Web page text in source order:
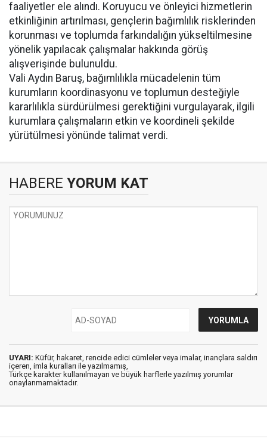
faaliyetler ele alındı. Koruyucu ve önleyici hizmetlerin
etkinliğinin artırılması, gençlerin bağımlılık risklerinden
korunması ve toplumda farkındalığın yükseltilmesine
yönelik yapılacak çalışmalar hakkında görüş
alışverişinde bulunuldu.
Vali Aydın Baruş, bağımlılıkla mücadelenin tüm
kurumların koordinasyonu ve toplumun desteğiyle
kararlılıkla sürdürülmesi gerektiğini vurgulayarak, ilgili
kurumlara çalışmaların etkin ve koordineli şekilde
yürütülmesi yönünde talimat verdi.
HABERE YORUM KAT
UYARI: Küfür, hakaret, rencide edici cümleler veya imalar, inançlara saldırı
içeren, imla kuralları ile yazılmamış,
Türkçe karakter kullanılmayan ve büyük harflerle yazılmış yorumlar
onaylanmamaktadır.